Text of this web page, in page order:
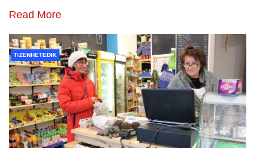
Read More
TIZENHETEDIK